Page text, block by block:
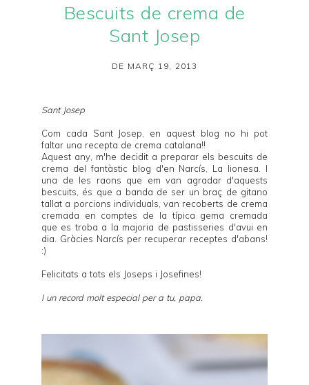
Bescuits de crema de
Sant Josep
DE MARÇ 19, 2013
Sant Josep
Com cada Sant Josep, en aquest blog no hi pot
faltar una recepta de crema catalana!!
Aquest any, m'he decidit a preparar els bescuits de
crema del fantàstic blog d'en Narcís, La lionesa . I
una de les raons que em van agradar d'aquests
bescuits, és que a banda de ser un braç de gitano
tallat a porcions individuals, van recoberts de crema
cremada en comptes de la típica gema cremada
que es troba a la majoria de pastisseries d'avui en
dia. Gràcies Narcís per recuperar receptes d'abans!
:)
Felicitats a tots els Joseps i Josefines!
I un record molt especial per a tu, papa.